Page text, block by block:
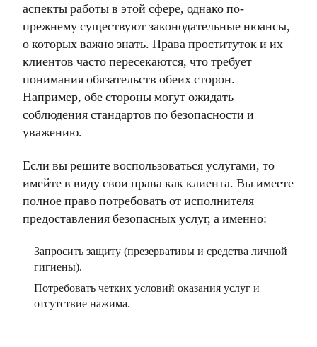
аспекты работы в этой сфере, однако по-
прежнему существуют законодательные нюансы,
о которых важно знать. Права проституток и их
клиентов часто пересекаются, что требует
понимания обязательств обеих сторон.
Например, обе стороны могут ожидать
соблюдения стандартов по безопасности и
уважению.
Если вы решите воспользоваться услугами, то
имейте в виду свои права как клиента. Вы имеете
полное право потребовать от исполнителя
предоставления безопасных услуг, а именно:
Запросить защиту (презервативы и средства личной
гигиены).
Потребовать четких условий оказания услуг и
отсутствие нажима.